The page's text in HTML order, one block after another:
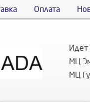
Оплата
Идет
МЦ
МЦ